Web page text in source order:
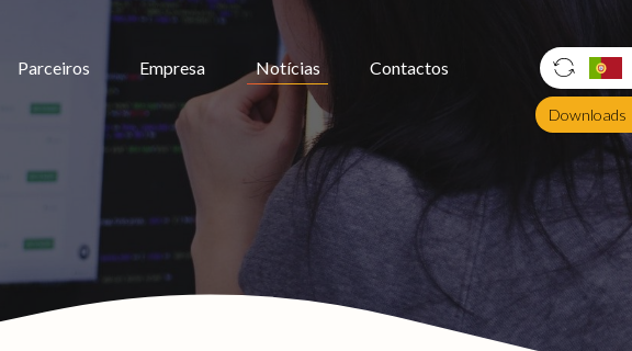
Parceiros Empresa Notícias Contactos
Downloads